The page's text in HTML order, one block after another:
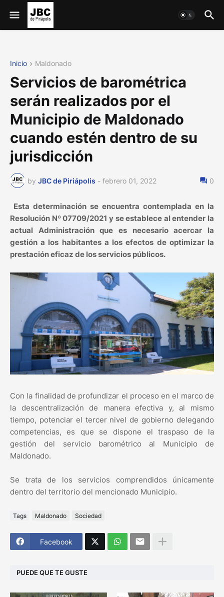
Inicio Maldonado
Servicios de barométrica
serán realizados por el
Municipio de Maldonado
cuando estén dentro de su
jurisdicción
by JBC de Piriápolis - febrero 01, 2022 0
Esta determinación se encuentra contemplada en la
Resolución Nº 07709/2021 y se establece al entender la
actual Administración que es necesario acercar la
gestión a los habitantes a los efectos de optimizar la
prestación eficaz de los servicios públicos.
Con la finalidad de profundizar el proceso en el marco de
la descentralización de manera efectiva y, al mismo
tiempo, potenciar el tercer nivel de gobierno delegando
competencias, es que se dispone el traspaso de la
gestión del servicio barométrico al Municipio de
Maldonado.
Se trata de los servicios comprendidos únicamente
dentro del territorio del mencionado Municipio.
Tags Maldonado Sociedad
Facebook
PUEDE QUE TE GUSTE